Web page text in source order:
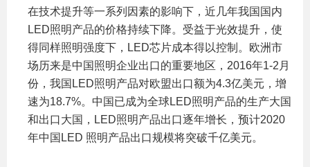
在技术提升等一系列因素的影响下，近几年我国国内
LED照明产品的价格持续下降。受益于光效提升，使
得同样照明强度下，LED芯片成本得以控制。欧洲市
场历来是中国照明企业出口的重要地区，2016年1-2月
份，我国LED照明产品对欧盟出口额为4.3亿美元，增
速为18.7%。中国已成为全球LED照明产品的生产大国
和出口大国，LED照明产品出口逐年增长，预计2020
年中国LED 照明产品出口规模将突破千亿美元。